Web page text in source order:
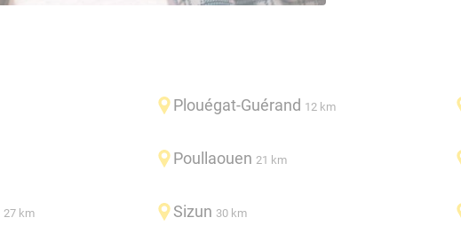
Plouégat-Guérand 12 km
Poullaouen 21 km
27 km Sizun 30 km